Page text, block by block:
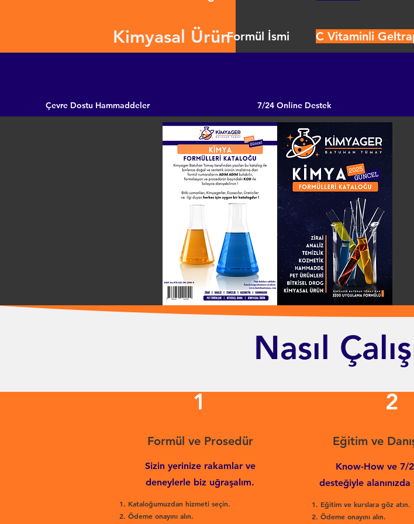
Kimyasal ÜrünFormül İsmi C Vitaminli
Çevre Dostu Hammaddeler 7/24 Online Destek
Nasıl
1
Formül ve Prosedür
Sizin yerinize rakamlar ve
deneylerle biz uğraşalım.
Kataloğumuzdan hizmeti seçin.
Ödeme onayını alın.
2
Eğitim ve
Know-How ve 7/
desteğiyle alanınızda
Eğitim ve kurslara göz atın.
Ödeme onayını alın.